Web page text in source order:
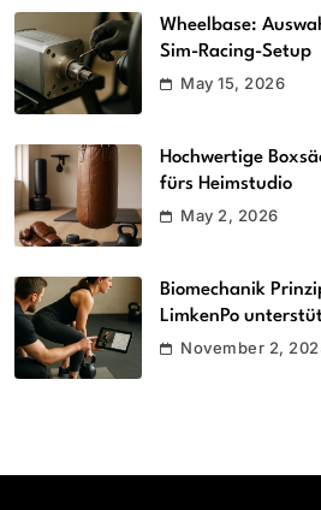
Wheelbase:
Sim-Racing-Setup
May 15, 2026
Hochwertige
fürs Heimstudio
May 2, 2026
Biomechanik
LimkenPo
November 2,